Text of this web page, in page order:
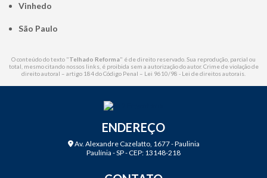
Vinhedo
São Paulo
O conteúdo do texto "Telhado Reforma" é de direito reservado. Sua reprodução, parcial ou
total, mesmo citando nossos links, é proibida sem a autorização do autor. Crime de violação de
direito autoral – artigo 184 do Código Penal – Lei 9610/98 - Lei de direitos autorais.
ENDEREÇO
Av. Alexandre Cazelatto, 1677 - Paulinia
Paulínia - SP - CEP: 13148-218